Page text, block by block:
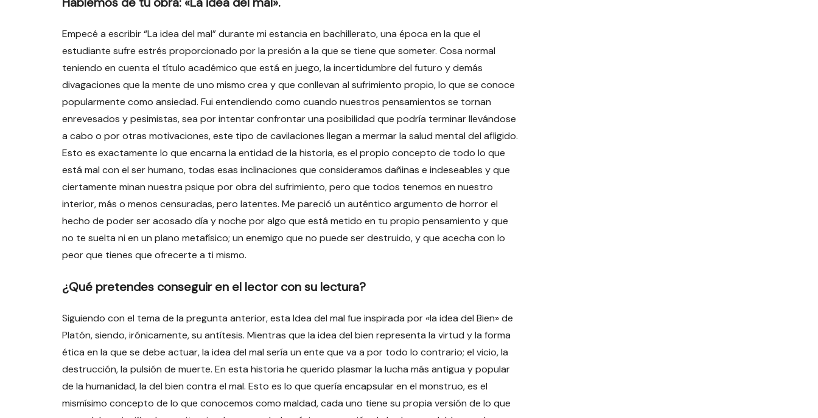
Empecé a escribir “La idea del mal” durante mi estancia en bachillerato, una época en la que el
estudiante sufre estrés proporcionado por la presión a la que se tiene que someter. Cosa normal
teniendo en cuenta el título académico que está en juego, la incertidumbre del futuro y demás
divagaciones que la mente de uno mismo crea y que conllevan al sufrimiento propio, lo que se conoce
popularmente como ansiedad. Fui entendiendo como cuando nuestros pensamientos se tornan
enrevesados y pesimistas, sea por intentar confrontar una posibilidad que podría terminar llevándose
a cabo o por otras motivaciones, este tipo de cavilaciones llegan a mermar la salud mental del afligido.
Esto es exactamente lo que encarna la entidad de la historia, es el propio concepto de todo lo que
está mal con el ser humano, todas esas inclinaciones que consideramos dañinas e indeseables y que
ciertamente minan nuestra psique por obra del sufrimiento, pero que todos tenemos en nuestro
interior, más o menos censuradas, pero latentes. Me pareció un auténtico argumento de horror el
hecho de poder ser acosado día y noche por algo que está metido en tu propio pensamiento y que
no te suelta ni en un plano metafísico; un enemigo que no puede ser destruido, y que acecha con lo
peor que tienes que ofrecerte a ti mismo.
¿Qué pretendes conseguir en el lector con su lectura?
Siguiendo con el tema de la pregunta anterior, esta Idea del mal fue inspirada por «la idea del Bien» de
Platón, siendo, irónicamente, su antítesis. Mientras que la idea del bien representa la virtud y la forma
ética en la que se debe actuar, la idea del mal sería un ente que va a por todo lo contrario; el vicio, la
destrucción, la pulsión de muerte. En esta historia he querido plasmar la lucha más antigua y popular
de la humanidad, la del bien contra el mal. Esto es lo que quería encapsular en el monstruo, es el
mismísimo concepto de lo que conocemos como maldad, cada uno tiene su propia versión de lo que